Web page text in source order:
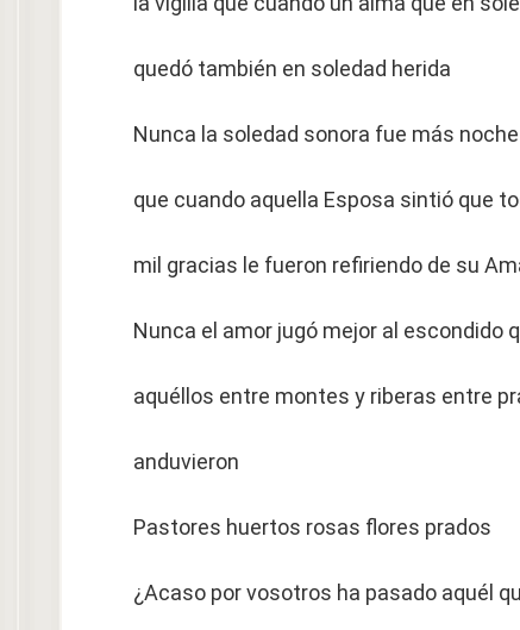
quedó también en soledad herida
Nunca la soledad sonora fue más
que cuando aquella Esposa sintió que
mil gracias le fueron refiriendo de su
Nunca el amor jugó mejor al escondido
aquéllos entre montes y riberas entre
anduvieron
Pastores huertos rosas flores prados
¿Acaso por vosotros ha pasado aquél